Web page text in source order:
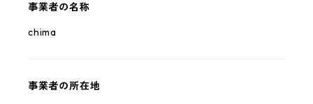
事業者の名称
chima
事業者の所在地